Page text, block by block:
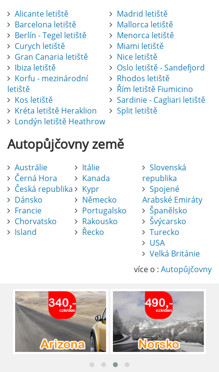
Alicante letiště
Barcelona letiště
Berlín - Tegel letiště
Curych letiště
Gran Canaria letiště
Ibiza letiště
Korfu - mezinárodní
letiště
Kos letiště
Kréta letiště Heraklion
Londýn letiště Heathrow
Madrid letiště
Mallorca letiště
Menorca letiště
Miami letiště
Nice letiště
Oslo letiště - Sandefjord
Rhodos letiště
Řím letiště Fiumicino
Sardinie - Cagliari letiště
Split letiště
Autopůjčovnyzemě
Austrálie
Černá Hora
Česká republika
Dánsko
Francie
Chorvatsko
Island
Itálie
Kanada
Kypr
Německo
Portugalsko
Rakousko
Řecko
Slovenská
republika
Spojené
Arabské Emiráty
Španělsko
Švýcarsko
Turecko
USA
Velká Británie
více o : Autopůjčovny
Pronájem auta na letišti Alicante
Půjčení auta na letišti v Alicante je výborný
způsob, jak pohodlně objevovat město i jeho
brána do regionu Costa Blanca, se nachází
přibližně 9 km od centra Alicante.
číst :celý článek
Pronájem auta na letišti Lefkada: Kompletní
průvodce
Půjčení auta na letišti Lefkada je skvělý